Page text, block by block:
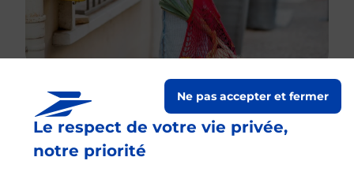
Le respect de votre vie privée,
notre priorité
Ne pas accepter et fermer
Boîte aux lettres La Poste
Le lien s'ouvre dans un nouvel onglet